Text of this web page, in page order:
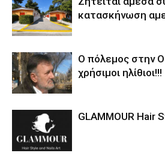
κατασκήνωση
Ο πόλεμος στην
χρήσιμοι ηλίθιοι!!!
GLAMMOUR Hair